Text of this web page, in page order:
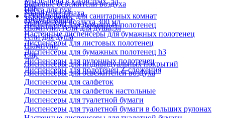
Паста для рук
Твердое мыло
Шампуни, гели для душа,5л
Гели для душа
Шампуни
Бытовые освежители воздуха
Удалители запаха
Освежители воздуха 300 мл
Еще
Оборудование для санитарных комнат
Диспенсеры для бумажных полотенец
Настенные диспенсеры для бумажных полотенец
Диспенсеры для листовых полотенец
Диспенсеры для бумажных полотенец h3
Диспенсеры для рулонных полотенец
Диспенсеры для полотенец Z-сложения
Еще
Диспенсеры для индивидуальных покрытий
Диспенсеры для освежителей воздуха
Диспенсеры для салфеток
Диспенсеры для салфеток настольные
Диспенсеры для туалетной бумаги
Диспенсеры для туалетной бумаги в больших рулонах